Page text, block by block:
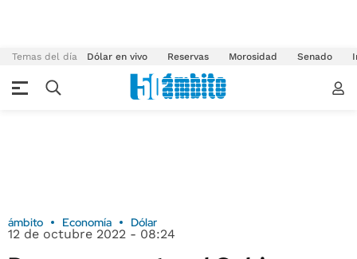
Temas del día Dólar en vivo Reservas Morosidad Senado
ámbito Economía Dólar
12 de octubre 2022 - 08:24